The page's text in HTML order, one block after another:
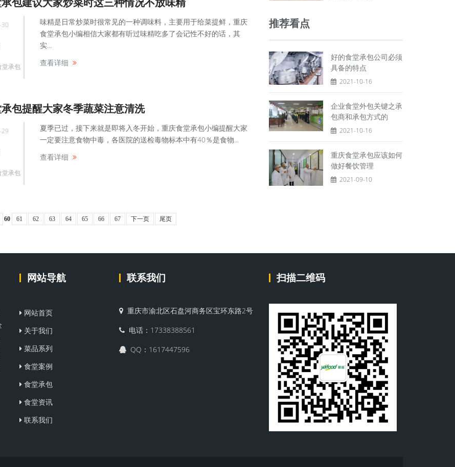
堂承包
味精是日常炒菜时很常见的一种调味料，主要用于给菜提鲜，重庆
食堂承包小编相信大家都有听过味精吃多了会记性不好的话，其
实...
查看详细
包提醒大家冬季蔬菜注意清洗
堂承包
夏季已过，接下来就是即将入冬开始，重庆食堂承包小编提醒大家
一定要注意食物中毒，各医院的送检毒物标本中有40％是食物...
查看详细
60 61 62 63 64 65 66 67 下一页 尾页
推荐看点
好的食堂承包公司必须
具备的特点
2021-10-16
企业食堂外包关键之承
包商和承包方式的
2021-10-16
重庆食堂承包应该如何
做好餐饮管理
2021-09-10
网站导航
网站首页
关于我们
菜品系列
食堂案例
食堂承包
食堂资讯
联系我们
联系我们
重庆市渝北区石盘河商务区宝环东路2号
电话：17338388561
QQ：1617447596
扫描二维码